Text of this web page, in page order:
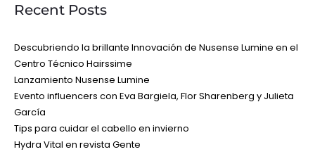
Recent Posts
Descubriendo la brillante Innovación de Nusense Lumine en el
Centro Técnico Hairssime
Lanzamiento Nusense Lumine
Evento influencers con Eva Bargiela, Flor Sharenberg y Julieta
García
Tips para cuidar el cabello en invierno
Hydra Vital en revista Gente